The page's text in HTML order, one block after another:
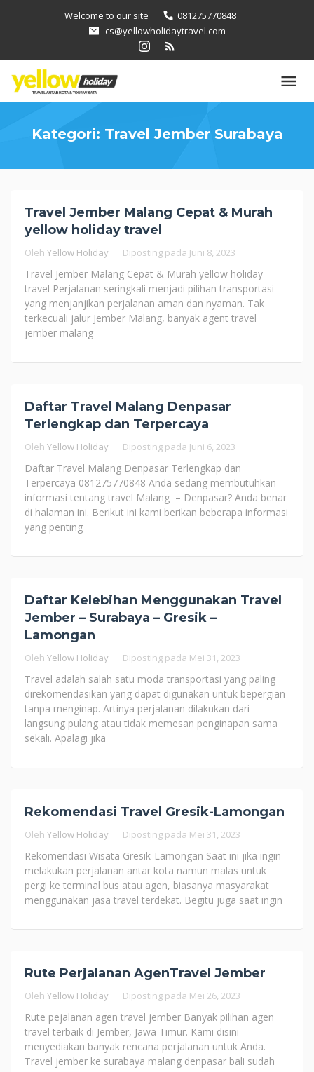
Welcome to our site
081275770848
cs@yellowholidaytravel.com
Kategori: Travel Jember Surabaya
Travel Jember Malang Cepat & Murah
yellow holiday travel
Oleh Yellow Holiday Diposting pada Juni 8, 2023
Travel Jember Malang Cepat & Murah yellow holiday
travel Perjalanan seringkali menjadi pilihan transportasi
yang menjanjikan perjalanan aman dan nyaman. Tak
terkecuali jalur Jember Malang, banyak agent travel
jember malang
Daftar Travel Malang Denpasar
Terlengkap dan Terpercaya
Oleh Yellow Holiday Diposting pada Juni 6, 2023
Daftar Travel Malang Denpasar Terlengkap dan
Terpercaya 081275770848 Anda sedang membutuhkan
informasi tentang travel Malang – Denpasar? Anda benar
di halaman ini. Berikut ini kami berikan beberapa informasi
yang penting
Daftar Kelebihan Menggunakan Travel
Jember – Surabaya – Gresik –
Lamongan
Oleh Yellow Holiday Diposting pada Mei 31, 2023
Travel adalah salah satu moda transportasi yang paling
direkomendasikan yang dapat digunakan untuk bepergian
tanpa menginap. Artinya perjalanan dilakukan dari
langsung pulang atau tidak memesan penginapan sama
sekali. Apalagi jika
Rekomendasi Travel Gresik-Lamongan
Oleh Yellow Holiday Diposting pada Mei 31, 2023
Rekomendasi Wisata Gresik-Lamongan Saat ini jika ingin
melakukan perjalanan antar kota namun malas untuk
pergi ke terminal bus atau agen, biasanya masyarakat
menggunakan jasa travel terdekat. Begitu juga saat ingin
Rute Perjalanan AgenTravel Jember
Oleh Yellow Holiday Diposting pada Mei 26, 2023
Rute pejalanan agen travel jember Banyak pilihan agen
travel terbaik di Jember, Jawa Timur. Kami disini
menyediakan banyak rencana perjalanan untuk Anda.
Travel jember ke surabaya malang denpasar bali sudah